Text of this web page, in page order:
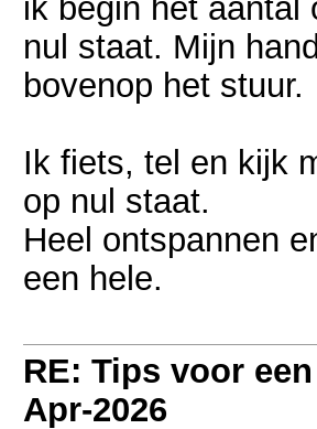
ik begin het aantal
nul staat. Mijn
bovenop het stuur.
Ik fiets, tel en kijk
op nul staat.
Heel ontspannen
een hele.
RE: Tips voor
Apr-2026